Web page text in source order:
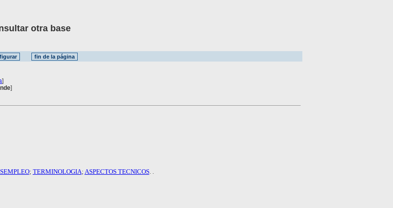
otra base
]
]
; TERMINOLOGIA; ASPECTOS TECNICOS. .